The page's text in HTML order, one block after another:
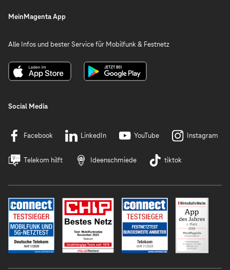
MeinMagenta App
Alle Infos und bester Service für Mobilfunk & Festnetz
Social Media
Facebook LinkedIn YouTube Instagram
Telekom hilft Ideenschmiede tiktok